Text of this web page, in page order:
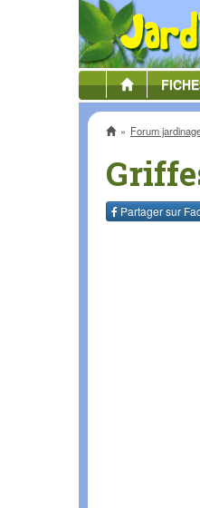
AccueilForum
Partager sur